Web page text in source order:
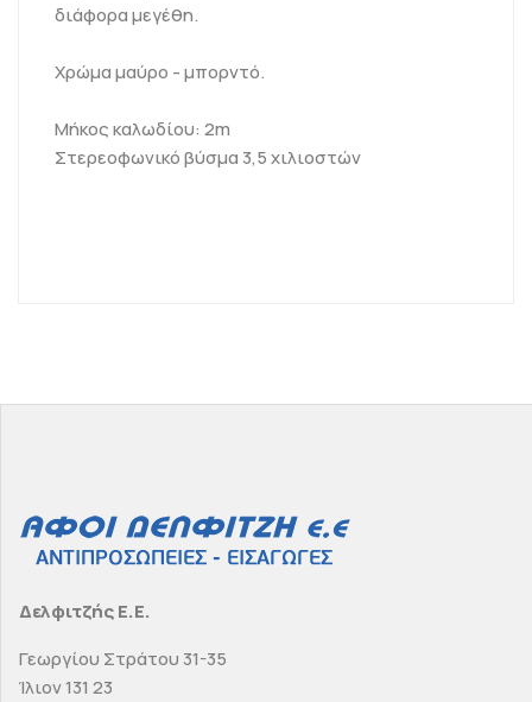
διάφορα μεγέθη.
Χρώμα μαύρο - μπορντό.
Μήκος καλωδίου: 2m
Στερεοφωνικό βύσμα 3,5 χιλιοστών
Δελφιτζής Ε.Ε.
Γεωργίου Στράτου 31-35
Ίλιον 131 23